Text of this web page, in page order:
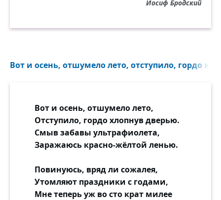
Иосиф Бродский
Вот и осень, отшумело лето, отступило, гордо
Вот и осень, отшумело лето,
Отступило, гордо хлопнув дверью.
Смыв забавы ультрафиолета,
Заражаюсь красно-жёлтой ленью.
Повинуюсь, вряд ли сожалея,
Утомляют праздники с годами,
Мне теперь уж во сто крат милее